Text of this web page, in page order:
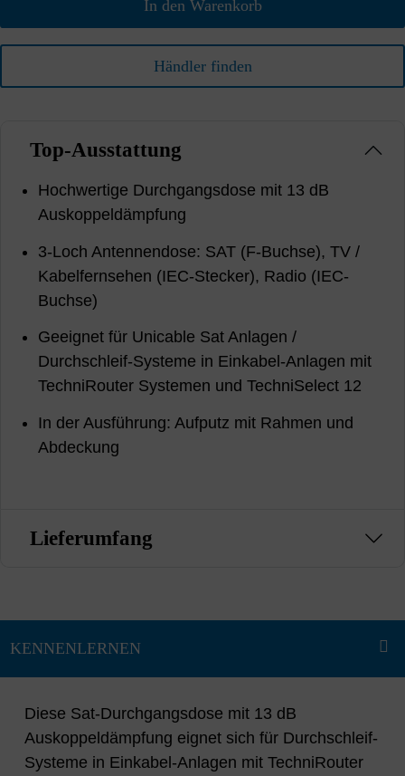
In den Warenkorb
Händler finden
Top-Ausstattung
Hochwertige Durchgangsdose mit 13 dB
Auskoppeldämpfung
3-Loch Antennendose: SAT (F-Buchse), TV /
Kabelfernsehen (IEC-Stecker), Radio (IEC-
Buchse)
Geeignet für Unicable Sat Anlagen /
Durchschleif-Systeme in Einkabel-Anlagen mit
TechniRouter Systemen und TechniSelect 12
In der Ausführung: Aufputz mit Rahmen und
Abdeckung
Lieferumfang
Diese Sat-Durchgangsdose mit 13 dB
Auskoppeldämpfung eignet sich für Durchschleif-
Systeme in Einkabel-Anlagen mit TechniRouter